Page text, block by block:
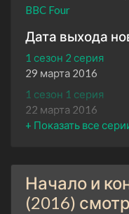
BBC Four
Дата выхода
1 сезон 2 серия
29 марта 2016
1 сезон 1 серия
22 марта 2016
Начало и
(2016)